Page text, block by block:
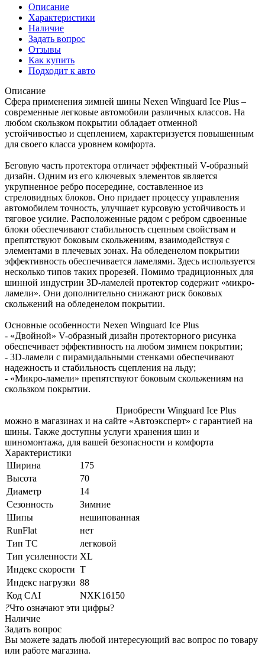
Описание
Характеристики
Наличие
Задать вопрос
Отзывы
Как купить
Подходит к авто
Описание
Сфера применения зимней шины Nexen Winguard Ice Plus –
современные легковые автомобили различных классов. На
любом скользком покрытии обладает отменной
устойчивостью и сцеплением, характеризуется повышенным
для своего класса уровнем комфорта.
Беговую часть протектора отличает эффектный V-образный
дизайн. Одним из его ключевых элементов является
укрупненное ребро посередине, составленное из
стреловидных блоков. Оно придает процессу управления
автомобилем точность, улучшает курсовую устойчивость и
тяговое усилие. Расположенные рядом с ребром сдвоенные
блоки обеспечивают стабильность сцепным свойствам и
препятствуют боковым скольжениям, взаимодействуя с
элементами в плечевых зонах. На обледенелом покрытии
эффективность обеспечивается ламелями. Здесь используется
несколько типов таких прорезей. Помимо традиционных для
шинной индустрии 3D-ламелей протектор содержит «микро-
ламели». Они дополнительно снижают риск боковых
скольжений на обледенелом покрытии.
Основные особенности Nexen Winguard Ice Plus
- «Двойной» V-образный дизайн протекторного рисунка
обеспечивает эффективность на любом зимнем покрытии;
- 3D-ламели с пирамидальными стенками обеспечивают
надежность и стабильность сцепления на льду;
- «Микро-ламели» препятствуют боковым скольжениям на
скользком покрытии.
Приобрести Winguard Ice Plus
можно в магазинах и на сайте «Автоэксперт» с гарантией на
шины. Также доступны услуги хранения шин и
шиномонтажа, для вашей безопасности и комфорта
Характеристики
Ширина
175
Высота
70
Диаметр
14
Сезонность
Зимние
Шипы
нешипованная
RunFlat
нет
Тип ТС
легковой
Тип усиленности XL
Индекс скорости T
Индекс нагрузки 88
Код CAI
NXK16150
?Что означают эти цифры?
Наличие
Задать вопрос
Вы можете задать любой интересующий вас вопрос по товару
или работе магазина.